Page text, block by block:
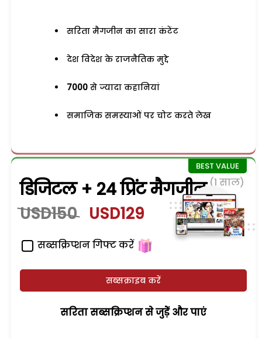
सरिता मैगजीन का सारा कंटेंट
देश विदेश के राजनैतिक मुद्दे
7000 से ज्यादा कहानियां
समाजिक समस्याओं पर चोट करते लेख
डिजिटल + 24 प्रिंट मैगजीन (1 साल)
USD150 USD129
सब्सक्रिप्शन गिफ्ट करें
सब्सक्राइब करें
सरिता सब्सक्रिप्शन से जुड़ेें और पाएं